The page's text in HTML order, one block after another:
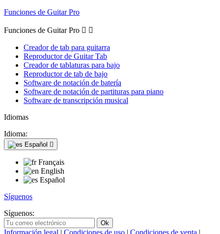
Funciones de Guitar Pro
Funciones de Guitar Pro  
Creador de tab para guitarra
Reproductor de Guitar Tab
Creador de tablaturas para bajo
Reproductor de tab de bajo
Software de notación de batería
Software de notación de partituras para piano
Software de transcripción musical
Idiomas
Idioma:
Español 
Français
English
Español
Síguenos
Síguenos:
Información legal | Condiciones de uso | Condiciones de venta |